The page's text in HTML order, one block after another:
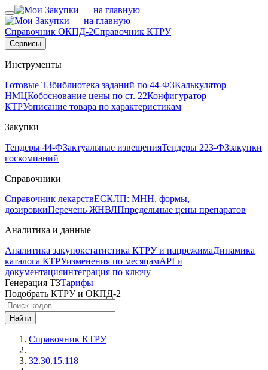
Справочник ОКПД-2Справочник КТРУ
Сервисы
Инструменты
Готовые ТЗбиблиотека заданий по 44-ФЗКалькулятор
НМЦКобоснование цены по ст. 22Конфигуратор
КТРУописание товара по характеристикам
Закупки
Тендеры 44-ФЗактуальные извещенияТендеры 223-ФЗзакупки
госкомпаний
Справочники
Справочник лекарствЕСКЛП: МНН, формы,
дозировкиПеречень ЖНВЛПпредельные цены препаратов
Аналитика и данные
Аналитика закупокстатистика КТРУ и нацрежимаДинамика
каталога КТРУизменения по месяцамAPI и
документацияинтеграция по ключу
Генерация ТЗТарифы
Подобрать КТРУ и ОКПД-2
Найти
Справочник КТРУ
32.30.15.118